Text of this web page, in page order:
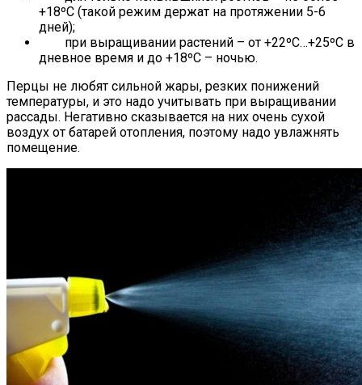
+18ºC (такой режим держат на протяжении 5-6
дней);
при выращивании растений – от +22ºC…+25ºC в
дневное время и до +18ºC – ночью.
Перцы не любят сильной жары, резких понижений
температуры, и это надо учитывать при выращивании
рассады. Негативно сказывается на них очень сухой
воздух от батарей отопления, поэтому надо увлажнять
помещение.